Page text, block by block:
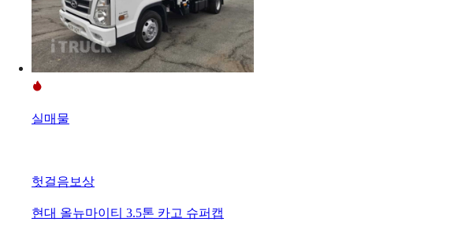
실매물
헛걸음보상
현대 올뉴마이티 3.5톤 카고 슈퍼캡